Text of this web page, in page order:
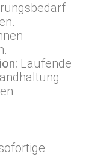
Laufende